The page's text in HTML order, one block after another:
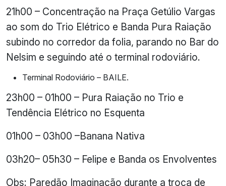
21h00 – Concentração na Praça Getúlio Vargas
ao som do Trio Elétrico e Banda Pura Raiação
subindo no corredor da folia, parando no Bar do
Nelsim e seguindo até o terminal rodoviário.
Terminal Rodoviário – BAILE.
23h00 – 01h00 – Pura Raiação no Trio e
Tendência Elétrico no Esquenta
01h00 – 03h00 –Banana Nativa
03h20– 05h30 – Felipe e Banda os Envolventes
Obs: Paredão Imaginação durante a troca de